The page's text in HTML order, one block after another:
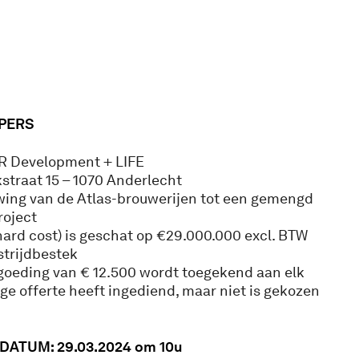
Development + LIFE
15 – 1070 Anderlecht
van de Atlas-brouwerijen tot een gemengd
cost) is geschat op €29.000.000 excl. BTW
van € 12.500 wordt toegekend aan elk
offerte heeft ingediend, maar niet is gekozen
29.03.2024 om 10u